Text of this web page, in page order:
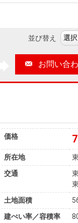
並び替え
お問い合
価格
所在地
交通
土地面積
建ぺい率／容積率